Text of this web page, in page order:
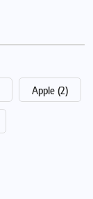
Apple (2)